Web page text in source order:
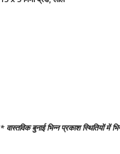
* वास्तविक बुनाई भिन्न प्रकाश स्थितियों में